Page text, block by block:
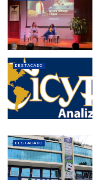
DESTACADO
DESTACADO